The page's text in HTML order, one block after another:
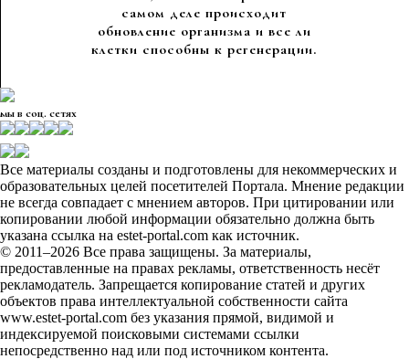
самом деле происходит
обновление организма и все ли
клетки способны к регенерации.
мы в соц. сетях
Все материалы созданы и подготовлены для некоммерческих и
образовательных целей посетителей Портала. Мнение редакции
не всегда совпадает с мнением авторов. При цитировании или
копировании любой информации обязательно должна быть
указана ссылка на estet-portal.com как источник.
© 2011–2026 Все права защищены. За материалы,
предоставленные на правах рекламы, ответственность несёт
рекламодатель. Запрещается копирование статей и других
объектов права интеллектуальной собственности сайта
www.estet-portal.com без указания прямой, видимой и
индексируемой поисковыми системами ссылки
непосредственно над или под источником контента.